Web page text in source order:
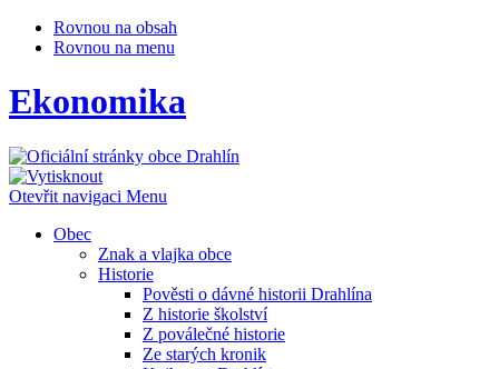
Rovnou na obsah
Rovnou na menu
Ekonomika
Otevřit navigaci Menu
Obec
Znak a vlajka obce
Historie
Pověsti o dávné historii Drahlína
Z historie školství
Z poválečné historie
Ze starých kronik